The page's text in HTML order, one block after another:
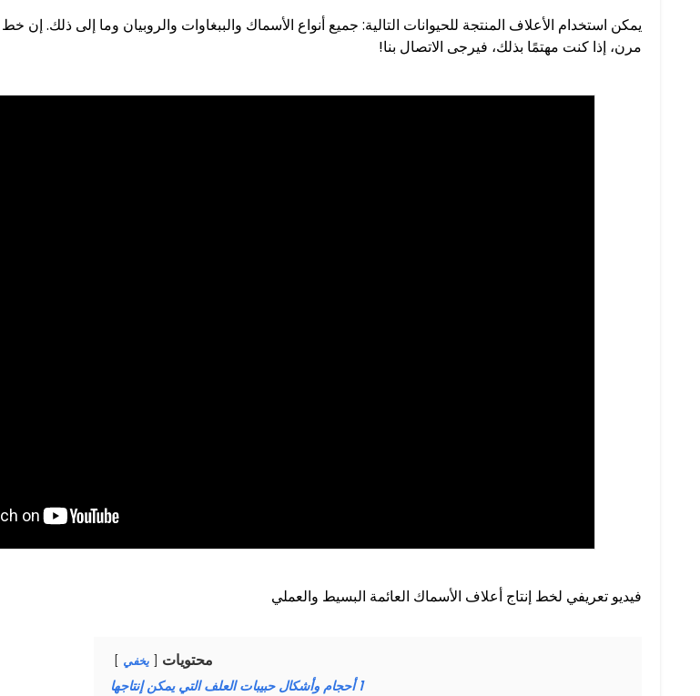
يمكن استخدام الأعلاف المنتجة للحيوانات التالية: جميع أنواع الأسماك والببغاوات والروبيان وما إلى ذلك. إن
مرن، إذا كنت مهتمًا بذلك، فيرجى الاتصال بنا!
فيديو تعريفي لخط إنتاج أعلاف الأسماك العائمة البسيط والعملي
محتويات يخفي
1 أحجام وأشكال حبيبات العلف التي يمكن إنتاجها